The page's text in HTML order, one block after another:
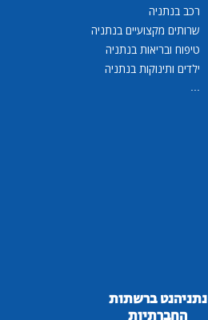
רכב בנתניה
שרותים מקצועיים בנתניה
טיפוח ובריאות בנתניה
ילדים ותינוקות בנתניה
נתניהנט ברשתות
החברתיות